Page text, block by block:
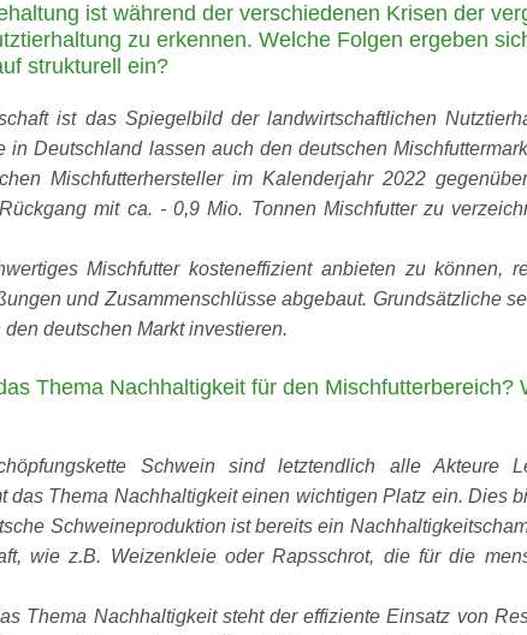
ist während der verschiedenen Krisen der
zu erkennen. Welche Folgen ergeben
strukturell ein?
ist das Spiegelbild der landwirtschaftlichen
in Deutschland lassen auch den deutschen
Mischfutterhersteller im Kalenderjahr 2022
mit ca. - 0,9 Mio. Tonnen Mischfutter zu
Mischfutter kosteneffizient anbieten zu können,
und Zusammenschlüsse abgebaut. Grundsätzliche
deutschen Markt investieren.
Thema Nachhaltigkeit für den
Schwein sind letztendlich alle Akteure
das Thema Nachhaltigkeit einen wichtigen Platz ein. Dies
Schweineproduktion ist bereits ein
wie z.B. Weizenkleie oder Rapsschrot, die für die
Thema Nachhaltigkeit steht der effiziente Einsatz von